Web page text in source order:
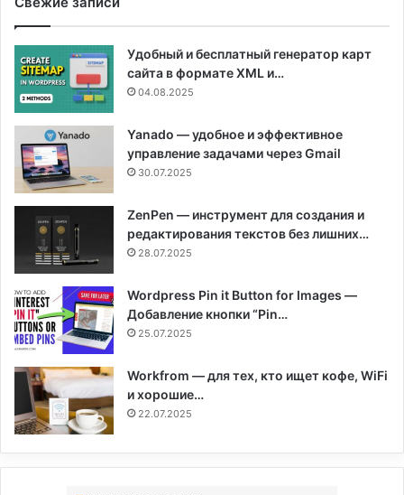
Удобный и бесплатный генератор карт
сайта в формате XML и…
04.08.2025
Yanado — удобное и эффективное
управление задачами через Gmail
30.07.2025
ZenPen — инструмент для создания и
редактирования текстов без лишних…
28.07.2025
Wordpress Pin it Button for Images —
Добавление кнопки “Pin…
25.07.2025
Workfrom — для тех, кто ищет кофе, WiFi
и хорошие…
22.07.2025